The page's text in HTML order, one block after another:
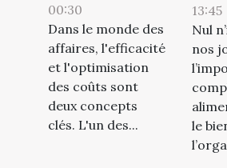
00:30
Dans le monde des
affaires, l'efficacité
et l'optimisation
des coûts sont
deux concepts
clés. L'un des...
13:45
Nul
nos
le